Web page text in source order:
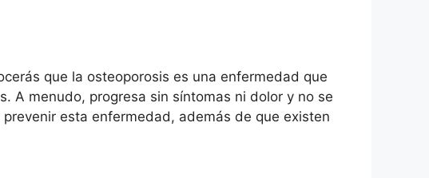
que la osteoporosis es una enfermedad que
A menudo, progresa sin síntomas ni dolor y no se
esta enfermedad, además de que existen